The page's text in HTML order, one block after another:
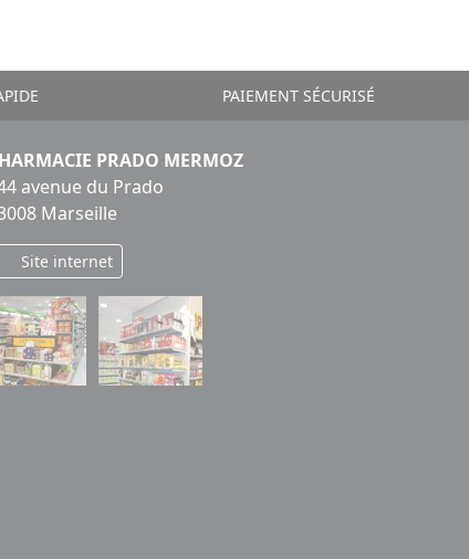
PAIEMENT SÉCURISÉ
PRADO MERMOZ
avenue du Prado
Marseille
Site internet